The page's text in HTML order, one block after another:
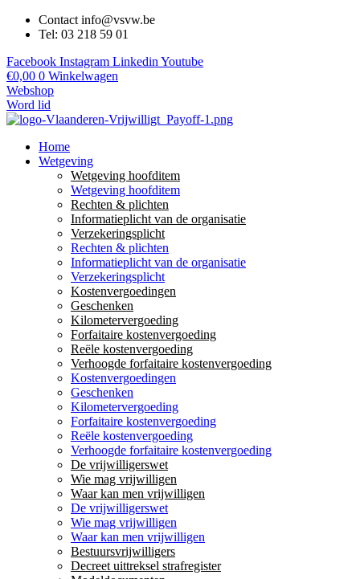
Contact info@vsvw.be
Tel: 03 218 59 01
Facebook Instagram Linkedin Youtube
€0,00 0 Winkelwagen
Webshop
Word lid
Home
Wetgeving
Wetgeving hoofditem
Wetgeving hoofditem
Rechten & plichten
Informatieplicht van de organisatie
Verzekeringsplicht
Rechten & plichten
Informatieplicht van de organisatie
Verzekeringsplicht
Kostenvergoedingen
Geschenken
Kilometervergoeding
Forfaitaire kostenvergoeding
Reële kostenvergoeding
Verhoogde forfaitaire kostenvergoeding
Kostenvergoedingen
Geschenken
Kilometervergoeding
Forfaitaire kostenvergoeding
Reële kostenvergoeding
Verhoogde forfaitaire kostenvergoeding
De vrijwilligerswet
Wie mag vrijwilligen
Waar kan men vrijwilligen
De vrijwilligerswet
Wie mag vrijwilligen
Waar kan men vrijwilligen
Bestuursvrijwilligers
Decreet uittreksel strafregister